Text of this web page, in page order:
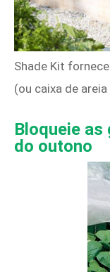
Shade Kit
(ou caixa de
Bloqueie as
do outono